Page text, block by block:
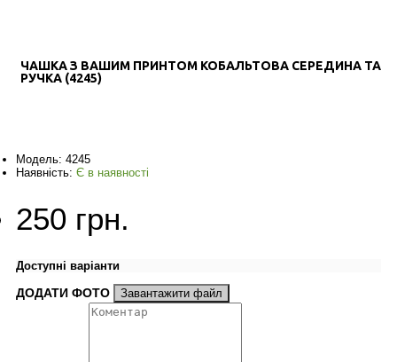
ЧАШКА З ВАШИМ ПРИНТОМ КОБАЛЬТОВА СЕРЕДИНА ТА
РУЧКА (4245)
Модель: 4245
Наявність: Є в наявності
250 грн.
Доступні варіанти
ДОДАТИ ФОТО Завантажити файл